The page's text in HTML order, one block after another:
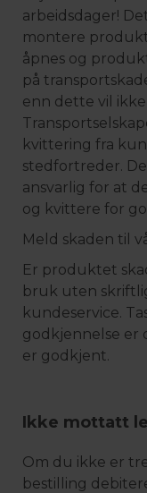
arbeidsdager!
montere
åpnes og
på
enn dette vil
kvittering fra
stedfortreder.
ansvarlig for at
og kvittere for
Meld skaden til
Er produktet
bruk uten
kundeservice.
godkjennelse er
er godkjent.
Ikke mottatt
Om du ikke er
bestilling